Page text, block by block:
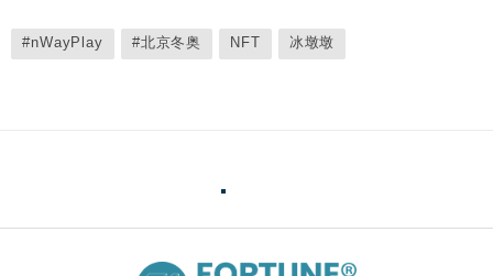
#nWayPlay #北京冬奥 NFT 冰墩墩